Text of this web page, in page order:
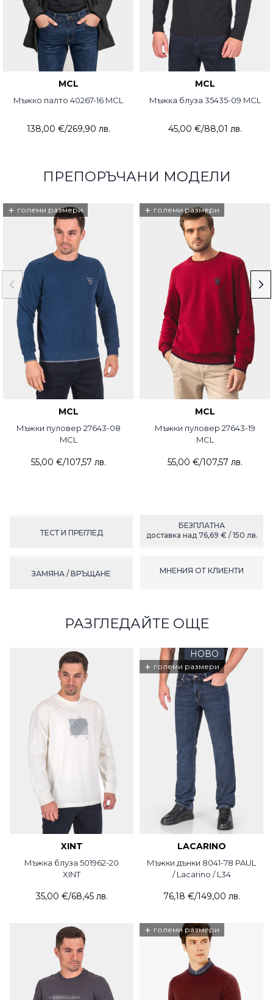
MCL
Мъжко палто 40267-16 MCL
138,00 €/269,90 лв.
MCL
Мъжка блуза 35435-09 MCL
45,00 €/88,01 лв.
ПРЕПОРЪЧАНИ МОДЕЛИ
+ големи размери
MCL
Мъжки пуловер 27643-08
MCL
55,00 €/107,57 лв.
+ големи размери
MCL
Мъжки пуловер 27643-19
MCL
55,00 €/107,57 лв.
ТЕСТ И ПРЕГЛЕД
БЕЗПЛАТНА
доставка над 76,69 € / 150 лв.
ЗАМЯНА / ВРЪЩАНЕ МНЕНИЯ ОТ КЛИЕНТИ
РАЗГЛЕДАЙТЕ ОЩЕ
XINT
Мъжка блуза 501962-20
XINT
35,00 €/68,45 лв.
НОВО
+ големи размери
LACARINO
Мъжки дънки 8041-78 PAUL
/ Lacarino / L34
76,18 €/149,00 лв.
+ големи размери